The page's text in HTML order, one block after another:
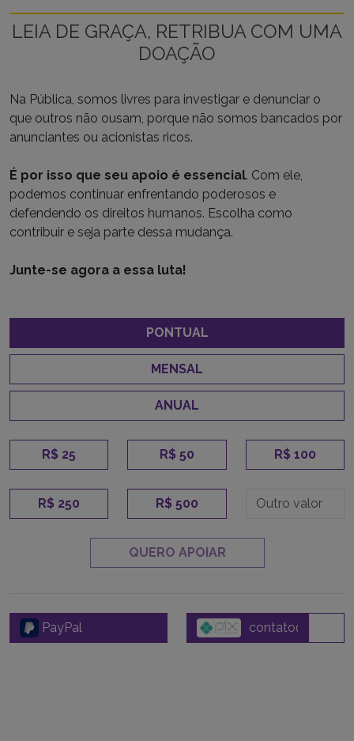
LEIA DE GRAÇA, RETRIBUA COM UMA
DOAÇÃO
Na Pública, somos livres para investigar e denunciar o
que outros não ousam, porque não somos bancados por
anunciantes ou acionistas ricos.
É por isso que seu apoio é essencial. Com ele,
podemos continuar enfrentando poderosos e
defendendo os direitos humanos. Escolha como
contribuir e seja parte dessa mudança.
Junte-se agora a essa luta!
PONTUAL
MENSAL
ANUAL
R$ 25 R$ 50 R$ 100
R$ 250 R$ 500
QUERO APOIAR
PayPal